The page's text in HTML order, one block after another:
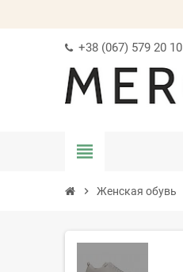
+38 (067) 579 20 10
view_headline
chevron_right Женская обувь